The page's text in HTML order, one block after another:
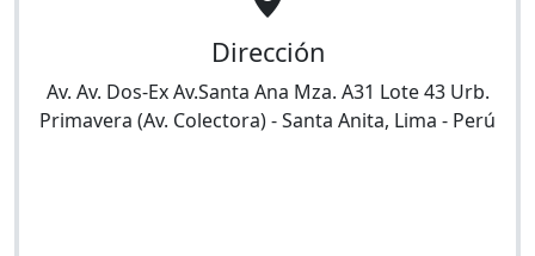
Dirección
Av. Av. Dos-Ex Av.Santa Ana Mza. A31 Lote 43 Urb.
Primavera (Av. Colectora)-Santa Anita, Lima - Perú